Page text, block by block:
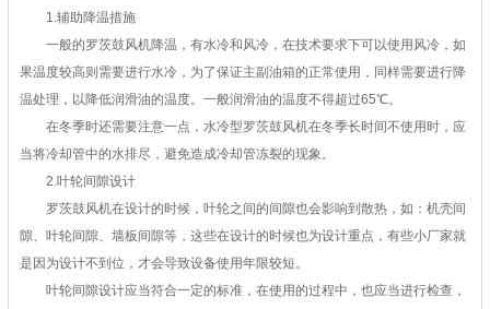
1.辅助降温措施
一般的罗茨鼓风机降温，有水冷和风冷，在技术要求下可以使用风冷，如
果温度较高则需要进行水冷，为了保证主副油箱的正常使用，同样需要进行降
温处理，以降低润滑油的温度。一般润滑油的温度不得超过65℃。
在冬季时还需要注意一点，水冷型罗茨鼓风机在冬季长时间不使用时，应
当将冷却管中的水排尽，避免造成冷却管冻裂的现象。
2.叶轮间隙设计
罗茨鼓风机在设计的时候，叶轮之间的间隙也会影响到散热，如：机壳间
隙、叶轮间隙、墙板间隙等，这些在设计的时候也为设计重点，有些小厂家就
是因为设计不到位，才会导致设备使用年限较短。
叶轮间隙设计应当符合一定的标准，在使用的过程中，也应当进行检查，